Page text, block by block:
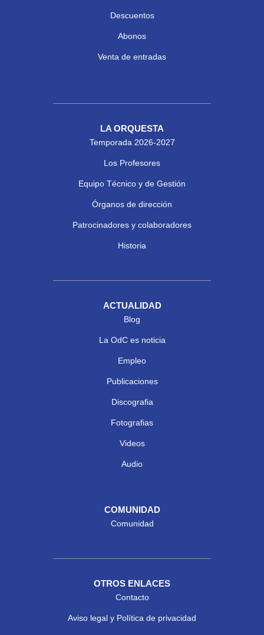
Descuentos
Abonos
Venta de entradas
LA ORQUESTA
Temporada 2026-2027
Los Profesores
Equipo Técnico y de Gestión
Órganos de dirección
Patrocinadores y colaboradores
Historia
ACTUALIDAD
Blog
La OdC es noticia
Empleo
Publicaciones
Discografia
Fotografias
Videos
Audio
COMUNIDAD
Comunidad
OTROS ENLACES
Contacto
Aviso legal y Política de privacidad